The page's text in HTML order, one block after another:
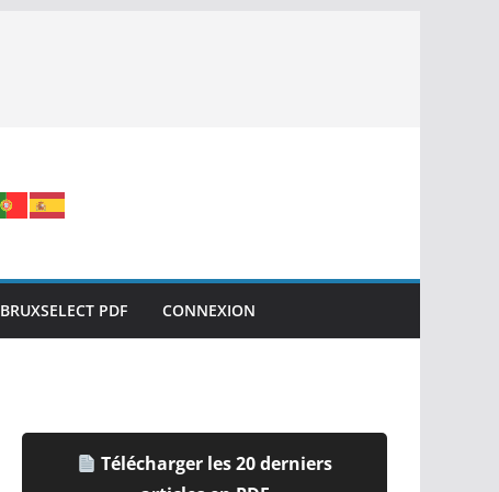
BRUXSELECT PDF CONNEXION
Télécharger les 20 derniers